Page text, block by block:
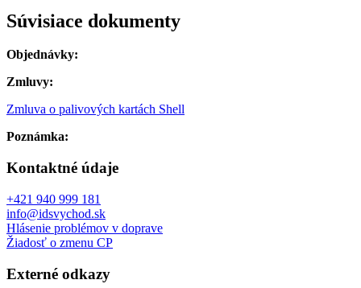
Súvisiace dokumenty
Objednávky:
Zmluvy:
Zmluva o palivových kartách Shell
Poznámka:
Kontaktné údaje
+421 940 999 181
info@idsvychod.sk
Hlásenie problémov v doprave
Žiadosť o zmenu CP
Externé odkazy